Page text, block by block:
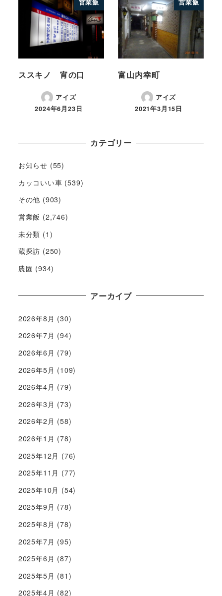
営業飯
ススキノ 宵の口
アイズ
2024年6月23日
営業飯
富山内幸町
アイズ
2021年3月15日
カテゴリー
お知らせ (55)
カッコいい車 (539)
その他 (903)
営業飯 (2,746)
未分類 (1)
蔵探訪 (250)
農園 (934)
アーカイブ
2026年8月 (30)
2026年7月 (94)
2026年6月 (79)
2026年5月 (109)
2026年4月 (79)
2026年3月 (73)
2026年2月 (58)
2026年1月 (78)
2025年12月 (76)
2025年11月 (77)
2025年10月 (54)
2025年9月 (78)
2025年8月 (78)
2025年7月 (95)
2025年6月 (87)
2025年5月 (81)
2025年4月 (82)